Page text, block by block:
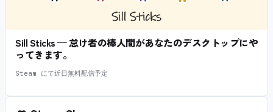
Sill Sticks — 怠け者の棒人間があなたのデスクトップにや
ってきます。
Steam にて近日無料配信予定